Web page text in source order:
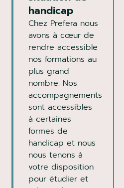
handicap
Chez Prefera nous
avons à cœur de
rendre accessible
nos formations au
plus grand
nombre. Nos
accompagnements
sont accessibles
à certaines
formes de
handicap et nous
nous tenons à
votre disposition
pour étudier et